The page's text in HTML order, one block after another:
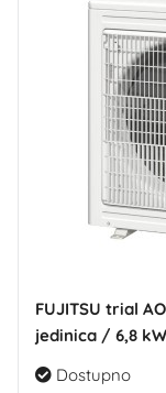
FUJITSU trial
jedinica / 6,8
Dostupno